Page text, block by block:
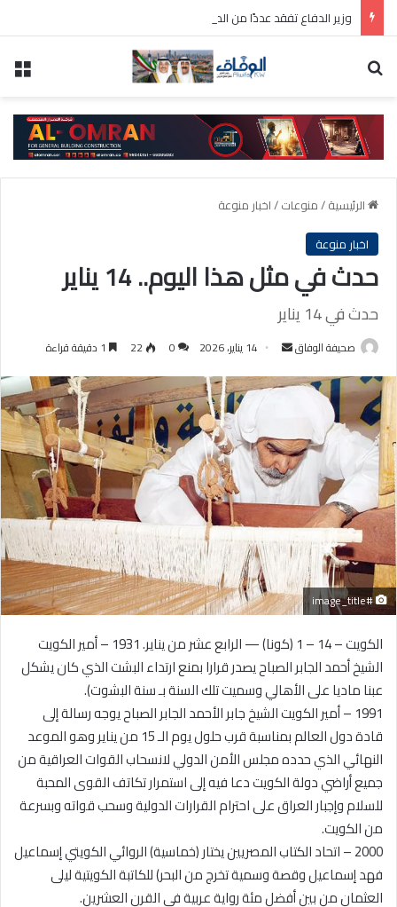
الرئيسية/منوعات/اخبار منوعة
اخبار منوعة
حدث في مثل هذا اليوم.. 14 يناير
حدث في 14 يناير
صحيفة الوفاق
أرسل
إلكترونيا
14 يناير، 2026 0
22
#image_title
الكويت – 14 – 1 (كونا) — الرابع عشر من يناير. 1931 – أمير الكويت
الشيخ أحمد الجابر الصباح يصدر قرارا بمنع ارتداء البشت الذي كان يشكل
عبنا ماديا على الأهالي وسميت تلك السنة بـ سنة البشوت).
1991 – أمير الكويت الشيخ جابر الأحمد الجابر الصباح يوجه رسالة إلى
قادة دول العالم بمناسبة قرب حلول يوم الـ 15 من يناير وهو الموعد
النهائي الذي حدده مجلس الأمن الدولي لانسحاب القوات العراقية من
جميع أراضي دولة الكويت دعا فيه إلى استمرار تكاتف القوى المحبة
للسلام وإجبار العراق على احترام القرارات الدولية وسحب قواته وبسرعة
من الكويت.
2000 – اتحاد الكتاب المصريين يختار (خماسية) الروائي الكويتي إسماعيل
فهد إسماعيل وقصة وسمية تخرج من البحر) للكاتبة الكويتية ليلى
العثمان من بين أفضل مئة رواية عربية في القرن العشرين.